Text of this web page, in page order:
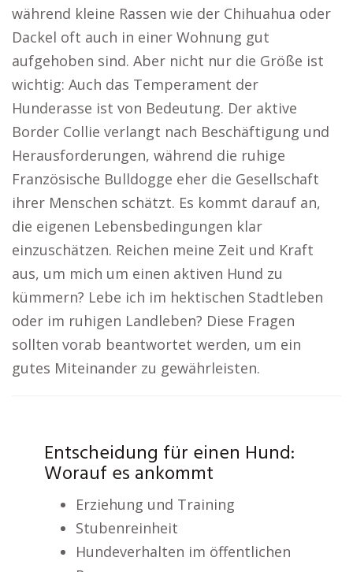
während kleine Rassen wie der Chihuahua oder
Dackel oft auch in einer Wohnung gut
aufgehoben sind. Aber nicht nur die Größe ist
wichtig: Auch das Temperament der
Hunderasse ist von Bedeutung. Der aktive
Border Collie verlangt nach Beschäftigung und
Herausforderungen, während die ruhige
Französische Bulldogge eher die Gesellschaft
ihrer Menschen schätzt. Es kommt darauf an,
die eigenen Lebensbedingungen klar
einzuschätzen. Reichen meine Zeit und Kraft
aus, um mich um einen aktiven Hund zu
kümmern? Lebe ich im hektischen Stadtleben
oder im ruhigen Landleben? Diese Fragen
sollten vorab beantwortet werden, um ein
gutes Miteinander zu gewährleisten.
Entscheidung für einen Hund:
Worauf es ankommt
Erziehung und Training
Stubenreinheit
Hundeverhalten im öffentlichen